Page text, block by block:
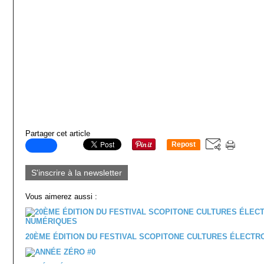
Partager cet article
Repost
S'inscrire à la newsletter
Vous aimerez aussi :
20ÈME ÉDITION DU FESTIVAL SCOPITONE CULTURES